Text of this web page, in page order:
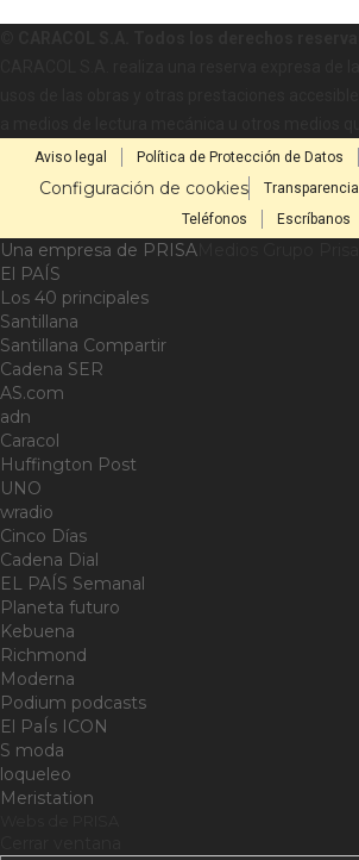
Aviso legal Política de Protección de Datos
Configuración de cookies Transparencia
Teléfonos
Escríbanos
Una empresa de PRISA
El PAÍS
Los 40 principales
Santillana
Santillana Compartir
Cadena SER
AS.com
adn
Caracol
Huffington Post
UNO
wradio
Cinco Días
Cadena Dial
EL PAÍS Semanal
Planeta futuro
Kebuena
Richmond
Moderna
Podium podcasts
El PaÍs ICON
S moda
loqueleo
Meristation